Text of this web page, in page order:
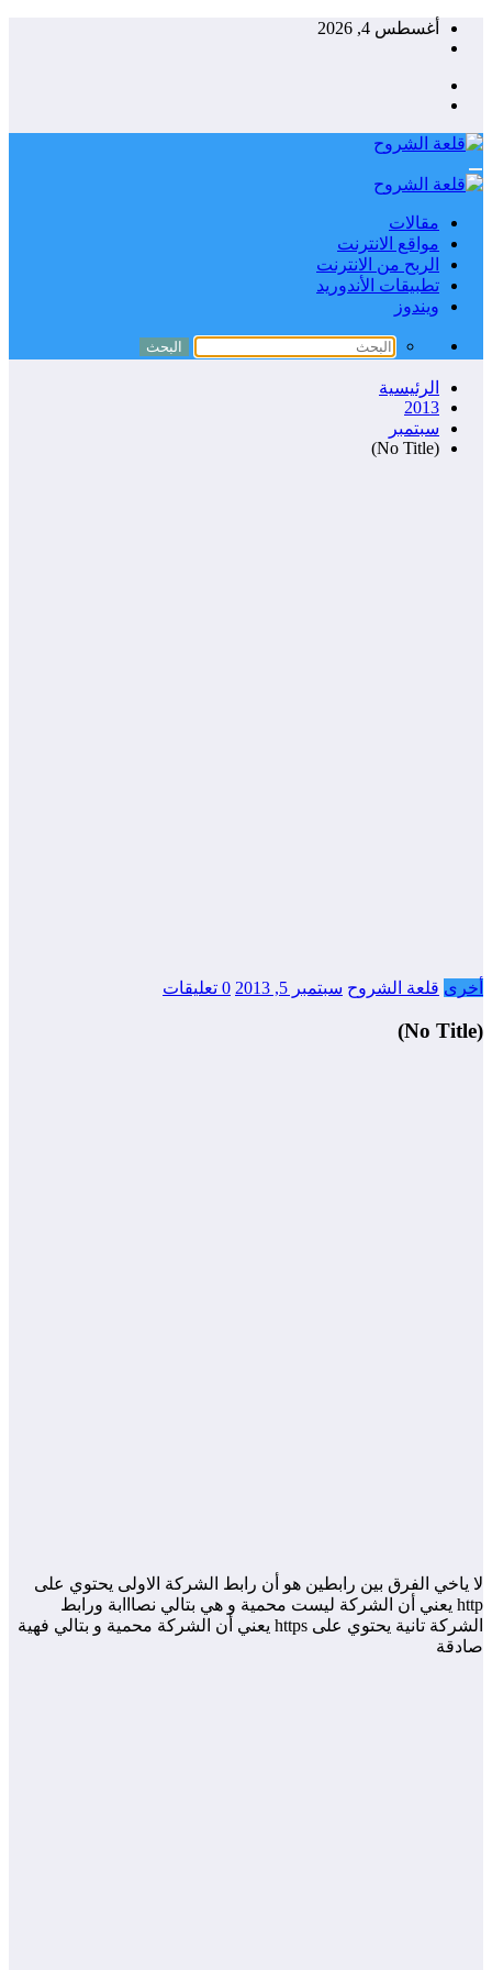
التجاوزأغسطس 4, 2026
مقالات
مواقع الانترنت
الربح من الانترنت
تطبيقات الأندوريد
ويندوز
الرئيسية
2013
سبتمبر
(No Title)
أخرى قلعة الشروح سبتمبر 5, 2013 0 تعليقات
(No Title)
لا ياخي الفرق بين رابطين هو أن رابط الشركة الاولى يحتوي على
http يعني أن الشركة ليست محمية و هي بتالي نصااابة ورابط
الشركة تانية يحتوي على https يعني أن الشركة محمية و بتالي فهية
صادقة